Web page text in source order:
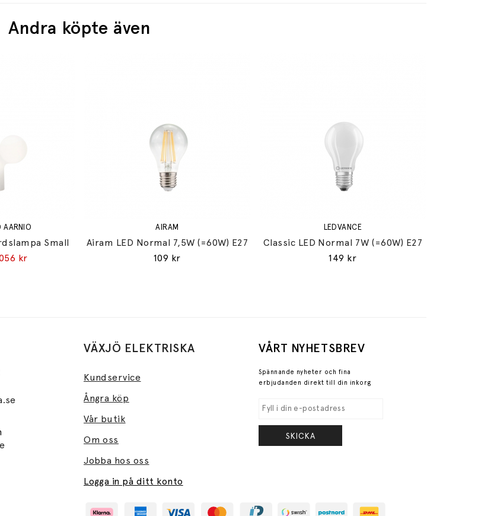
Andra köpte även
AARNIO
Small
kr
AIRAM
Airam LED Normal 7,5W (=60W) E27
109 kr
LEDVANCE
Classic LED Normal 7W (=60W) E27
149 kr
VÄXJÖ ELEKTRISKA
Kundservice
Ångra köp
Vår butik
Om oss
Jobba hos oss
Logga in på ditt konto
VÅRT NYHETSBREV
Spännande nyheter och fina
erbjudanden direkt till din inkorg
SKICKA